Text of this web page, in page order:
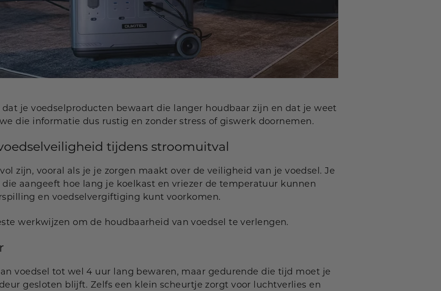
je voedselproducten bewaart die langer houdbaar zijn en dat je weet
die informatie dus rustig en zonder stress of giswerk doornemen.
tijdens stroomuitval
zijn, vooral als je je zorgen maakt over de veiligheid van je voedsel. Je
aangeeft hoe lang je koelkast en vriezer de temperatuur kunnen
en voedselvergiftiging kunt voorkomen.
werkwijzen om de houdbaarheid van voedsel te verlengen.
voedsel tot wel 4 uur lang bewaren, maar gedurende die tijd moet je
gesloten blijft. Zelfs een klein scheurtje zorgt voor luchtverlies en